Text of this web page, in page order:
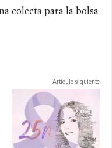
colecta para la bolsa
Artículo siguiente